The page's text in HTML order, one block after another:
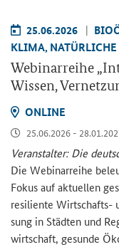
25.06.2026
KLIMA, NA­TÜR­LI­CHE
We­bi­nar­rei­he „
Wis­sen,
ON­LINE
25.06.2026 -
Ver­an­stal­ter: Die
Die We­bi­nar­rei­he
Fokus auf ak­tu­el­len
re­si­li­en­te Wirtschafts-​
sung in Städ­ten und
wirt­schaft, ge­sun­de